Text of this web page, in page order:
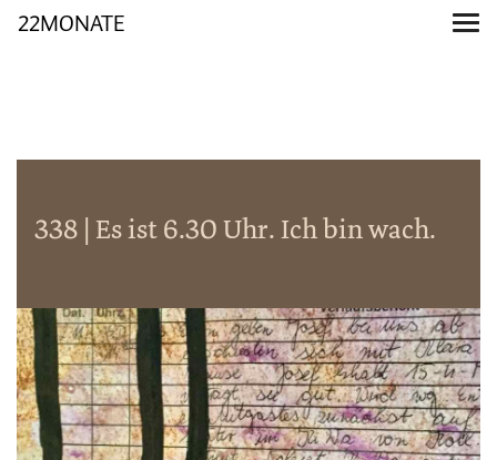
22MONATE
338 | Es ist 6.30 Uhr. Ich bin wach.